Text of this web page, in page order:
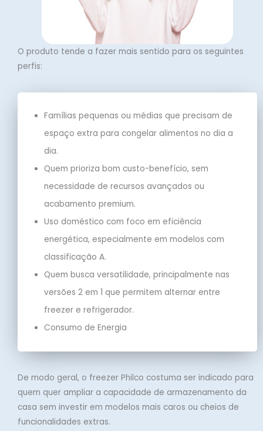
O produto tende a fazer mais sentido para os seguintes
perfis:
Famílias pequenas ou médias que precisam de
espaço extra para congelar alimentos no dia a
dia.
Quem prioriza bom custo-benefício, sem
necessidade de recursos avançados ou
acabamento premium.
Uso doméstico com foco em eficiência
energética, especialmente em modelos com
classificação A.
Quem busca versatilidade, principalmente nas
versões 2 em 1 que permitem alternar entre
freezer e refrigerador.
Consumo de Energia
De modo geral, o freezer Philco costuma ser indicado para
quem quer ampliar a capacidade de armazenamento da
casa sem investir em modelos mais caros ou cheios de
funcionalidades extras.